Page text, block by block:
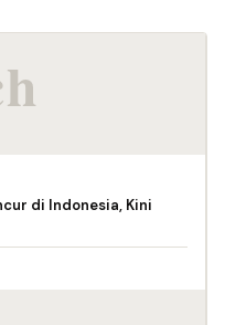
di Indonesia, Kini